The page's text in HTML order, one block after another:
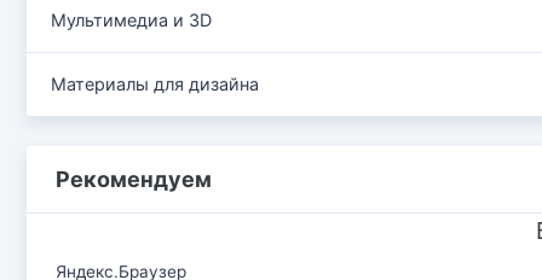
Мультимедиа и 3D
Материалы для дизайна
Рекомендуем
Яндекс.Браузер